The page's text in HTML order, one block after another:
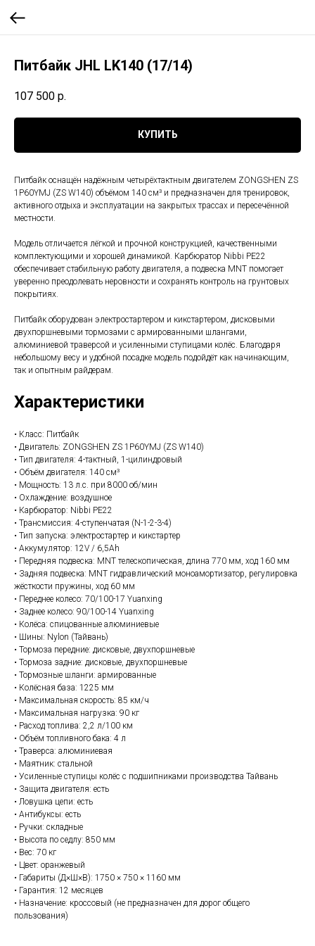
Питбайк JHL LK140 (17/14)
107 500 р.
КУПИТЬ
Питбайк оснащён надёжным четырёхтактным двигателем ZONGSHEN ZS
1P60YMJ (ZS W140) объёмом 140 см³ и предназначен для тренировок,
активного отдыха и эксплуатации на закрытых трассах и пересечённой
местности.
Модель отличается лёгкой и прочной конструкцией, качественными
комплектующими и хорошей динамикой. Карбюратор Nibbi PE22
обеспечивает стабильную работу двигателя, а подвеска MNT помогает
уверенно преодолевать неровности и сохранять контроль на грунтовых
покрытиях.
Питбайк оборудован электростартером и кикстартером, дисковыми
двухпоршневыми тормозами с армированными шлангами,
алюминиевой траверсой и усиленными ступицами колёс. Благодаря
небольшому весу и удобной посадке модель подойдёт как начинающим,
так и опытным райдерам.
Характеристики
• Класс: Питбайк
• Двигатель: ZONGSHEN ZS 1P60YMJ (ZS W140)
• Тип двигателя: 4-тактный, 1-цилиндровый
• Объём двигателя: 140 см³
• Мощность: 13 л.с. при 8000 об/мин
• Охлаждение: воздушное
• Карбюратор: Nibbi PE22
• Трансмиссия: 4-ступенчатая (N-1-2-3-4)
• Тип запуска: электростартер и кикстартер
• Аккумулятор: 12V / 6,5Ah
• Передняя подвеска: MNT телескопическая, длина 770 мм, ход 160 мм
• Задняя подвеска: MNT гидравлический моноамортизатор, регулировка
жёсткости пружины, ход 60 мм
• Переднее колесо: 70/100-17 Yuanxing
• Заднее колесо: 90/100-14 Yuanxing
• Колёса: спицованные алюминиевые
• Шины: Nylon (Тайвань)
• Тормоза передние: дисковые, двухпоршневые
• Тормоза задние: дисковые, двухпоршневые
• Тормозные шланги: армированные
• Колёсная база: 1225 мм
• Максимальная скорость: 85 км/ч
• Максимальная нагрузка: 90 кг
• Расход топлива: 2,2 л/100 км
• Объём топливного бака: 4 л
• Траверса: алюминиевая
• Маятник: стальной
• Усиленные ступицы колёс с подшипниками производства Тайвань
• Защита двигателя: есть
• Ловушка цепи: есть
• Антибуксы: есть
• Ручки: складные
• Высота по седлу: 850 мм
• Вес: 70 кг
• Цвет: оранжевый
• Габариты (Д×Ш×В): 1750 × 750 × 1160 мм
• Гарантия: 12 месяцев
• Назначение: кроссовый (не предназначен для дорог общего
пользования)